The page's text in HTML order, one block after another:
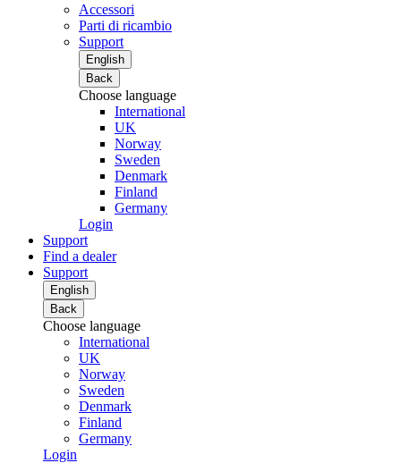
Accessori
Parti di ricambio
Support
English
Back
Choose language
International
UK
Norway
Sweden
Denmark
Finland
Germany
Login
Support
Find a dealer
Support
English
Back
Choose language
International
UK
Norway
Sweden
Denmark
Finland
Germany
Login